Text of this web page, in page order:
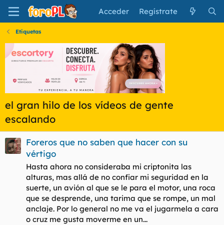
Acceder Regístrate
Etiquetas
el gran hilo de los vídeos de gente
escalando
Foreros que no saben que hacer con su
vértigo
Hasta ahora no consideraba mi criptonita las
alturas, mas allá de no confiar mi seguridad en la
suerte, un avión al que se le para el motor, una roca
que se desprende, una tarima que se rompe, un mal
anclaje. Por lo general no me va el jugarmela a cara
o cruz me gusta moverme en un...